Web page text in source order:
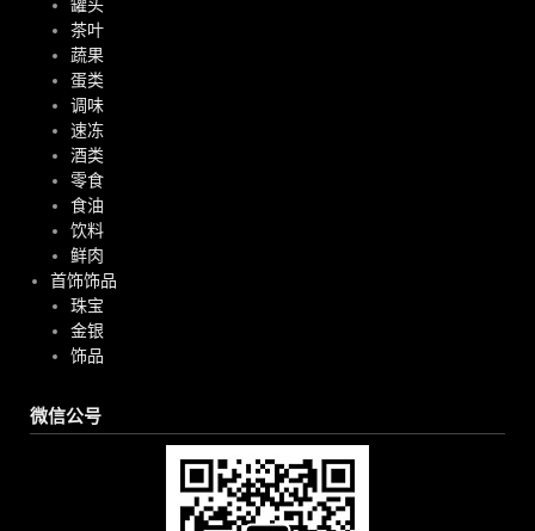
罐头
茶叶
蔬果
蛋类
调味
速冻
酒类
零食
食油
饮料
鲜肉
首饰饰品
珠宝
金银
饰品
微信公号